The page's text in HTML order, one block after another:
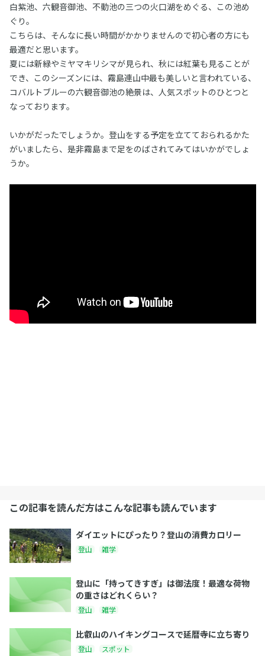
白紫池、六観音御池、不動池の三つの火口湖をめぐる、この池め
ぐり。
こちらは、そんなに長い時間がかかりませんので初心者の方にも
最適だと思います。
夏には新緑やミヤマキリシマが見られ、秋には紅葉も見ることが
でき、このシーズンには、霧島連山中最も美しいと言われている、
コバルトブルーの六観音御池の絶景は、人気スポットのひとつと
なっております。
いかがだったでしょうか。登山をする予定を立てておられるかた
がいましたら、是非霧島まで足をのばされてみてはいかがでしょ
うか。
この記事を読んだ方はこんな記事も読んでいます
ダイエットにぴったり？登山の消費カロリー
登山 雑学
登山に「持ってきすぎ」は御法度！最適な荷物
の重さはどれくらい？
登山 雑学
比叡山のハイキングコースで延暦寺に立ち寄り
登山 スポット